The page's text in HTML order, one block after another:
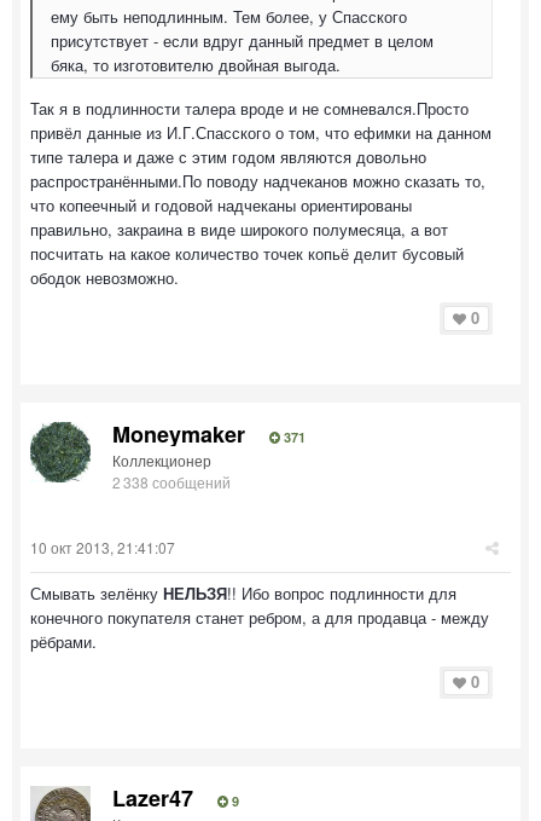
ему быть неподлинным. Тем более, у Спасского
присутствует - если вдруг данный предмет в целом
бяка, то изготовителю двойная выгода.
Так я в подлинности талера вроде и не сомневался.Просто
привёл данные из И.Г.Спасского о том, что ефимки на данном
типе талера и даже с этим годом являются довольно
распространёнными.По поводу надчеканов можно сказать то,
что копеечный и годовой надчеканы ориентированы
правильно, закраина в виде широкого полумесяца, а вот
посчитать на какое количество точек копьё делит бусовый
ободок невозможно.
0
Moneymaker 371
Коллекционер
2 338 сообщений
10 окт 2013, 21:41:07
Смывать зелёнку НЕЛЬЗЯ!! Ибо вопрос подлинности для
конечного покупателя станет ребром, а для продавца - между
рёбрами.
0
Lazer47 9